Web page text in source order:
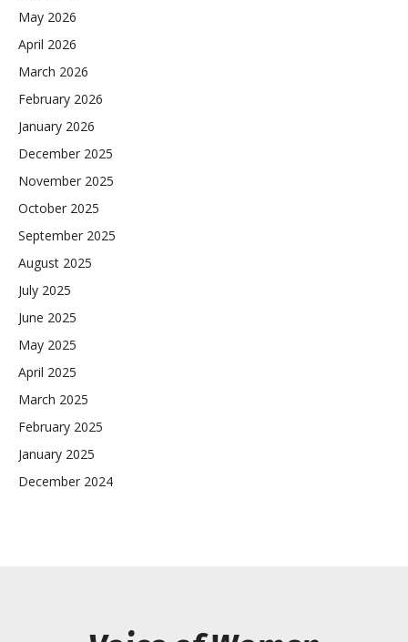
May 2026
April 2026
March 2026
February 2026
January 2026
December 2025
November 2025
October 2025
September 2025
August 2025
July 2025
June 2025
May 2025
April 2025
March 2025
February 2025
January 2025
December 2024